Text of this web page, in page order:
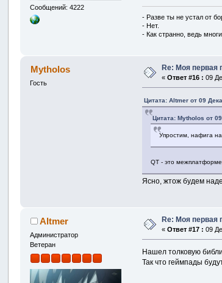
Сообщений: 4222
- Разве ты не устал от
- Нет.
- Как странно, ведь
Mytholos
Гость
Re: Моя первая
«Ответ #16 : 09
Цитата: Altmer от 09
Цитата: Mytholos от
Упростим, нафига
QT - это
Ясно, жтож будем
Altmer
Администратор
Ветеран
Re: Моя первая
«Ответ #17 : 09
Нашел толковую
Так что геймпады